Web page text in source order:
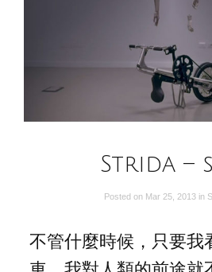
Strida –
Posted on Mar 25, 2013 in
不管什麼時候，只要我